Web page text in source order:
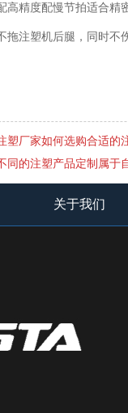
高精度配慢节拍适合精
拖注塑机后腿，同时不
塑厂家如何选购合适的
同的注塑产品定制属于
关于我们